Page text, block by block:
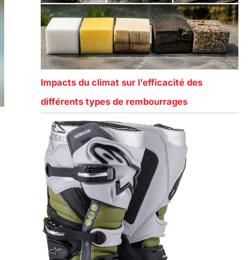
Impacts du climat sur l’efficacité des
différents types de rembourrages